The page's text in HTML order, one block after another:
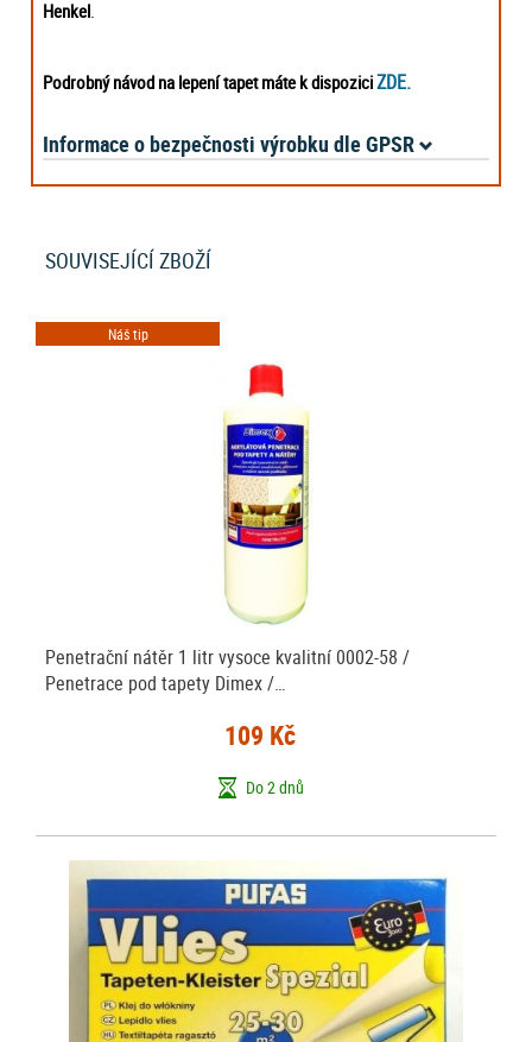
Henkel.
Podrobný návod na lepení tapet máte k dispoziciZDE.
Informace o bezpečnosti výrobku dle GPSR
SOUVISEJÍCÍ ZBOŽÍ
Náš tip
Penetrační nátěr 1 litr vysoce kvalitní 0002-58 /
Penetrace pod tapety Dimex /…
109 Kč
Do 2 dnů